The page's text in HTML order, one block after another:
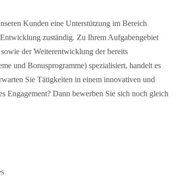
Kunden eine Unterstützung im Bereich
zuständig. Zu Ihrem Aufgabengebiet
der Weiterentwicklung der bereits
und Bonusprogramme) spezialisiert, handelt es
Sie Tätigkeiten in einem innovativen und
Engagement? Dann bewerben Sie sich noch gleich